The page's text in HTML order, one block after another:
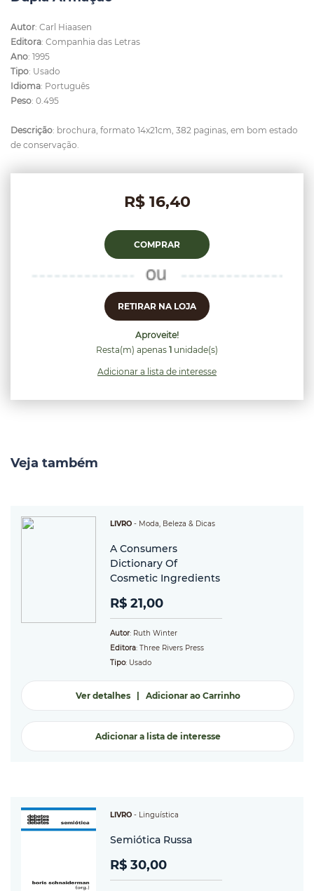
Autor: Carl Hiaasen
Editora: Companhia das Letras
Ano: 1995
Tipo: Usado
Idioma: Português
Peso: 0.495
Descrição: brochura, formato 14x21cm, 382 paginas, em bom estado
de conservação.
R$ 16,40
COMPRAR
RETIRAR NA LOJA
Aproveite!
Resta(m) apenas 1 unidade(s)
Adicionar a lista de interesse
Veja também
LIVRO - Moda, Beleza & Dicas
A Consumers
Dictionary Of
Cosmetic Ingredients
R$ 21,00
Autor: Ruth Winter
Editora: Three Rivers Press
Tipo: Usado
Ver detalhes| Adicionar ao Carrinho
Adicionar a lista de interesse
LIVRO - Linguística
Semiótica Russa
R$ 30,00